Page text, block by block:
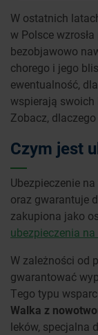
W ostatnich
w Polsce
bezobjawowo
chorego i jego
ewentualność,
wspierają swoich
Zobacz,
Czym jest
Ubezpieczenie
oraz gwarantuje
zakupiona jako
ubezpieczenia
W zależności od
gwarantować
Tego typu
Walka z
leków, specjalna